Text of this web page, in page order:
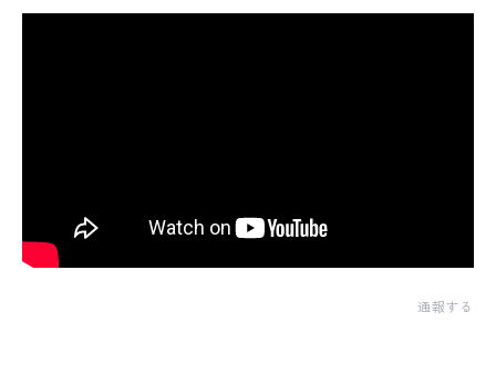
通報する